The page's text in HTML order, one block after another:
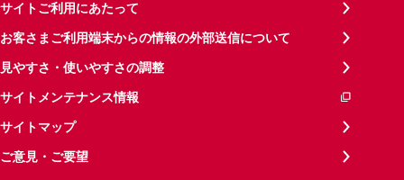
サイトご利用にあたって
お客さまご利用端末からの情報の外部送信について
見やすさ・使いやすさの調整
サイトメンテナンス情報
サイトマップ
ご意見・ご要望